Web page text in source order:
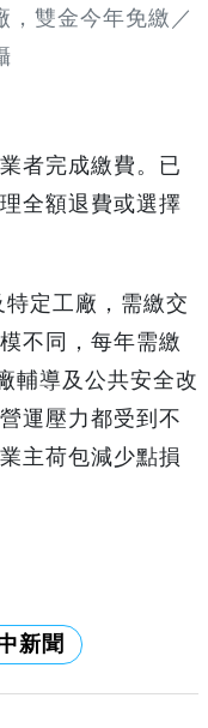
雙金今年免繳／
者完成繳費。已
全額退費或選擇
定工廠，需繳交
不同，每年需繳
輔導及公共安全改
運壓力都受到不
主荷包減少點損
新聞